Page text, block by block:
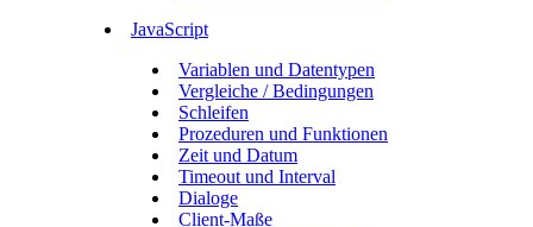
JavaScript
Variablen und Datentypen
Vergleiche / Bedingungen
Schleifen
Prozeduren und Funktionen
Zeit und Datum
Timeout und Interval
Dialoge
Client-Maße